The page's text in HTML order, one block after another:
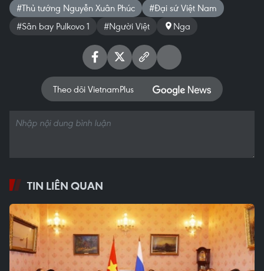
#Thủ tướng Nguyễn Xuân Phúc
#Đại sứ Việt Nam
#Sân bay Pulkovo 1
#Người Việt Nga
Theo dõi VietnamPlus
TIN LIÊN QUAN